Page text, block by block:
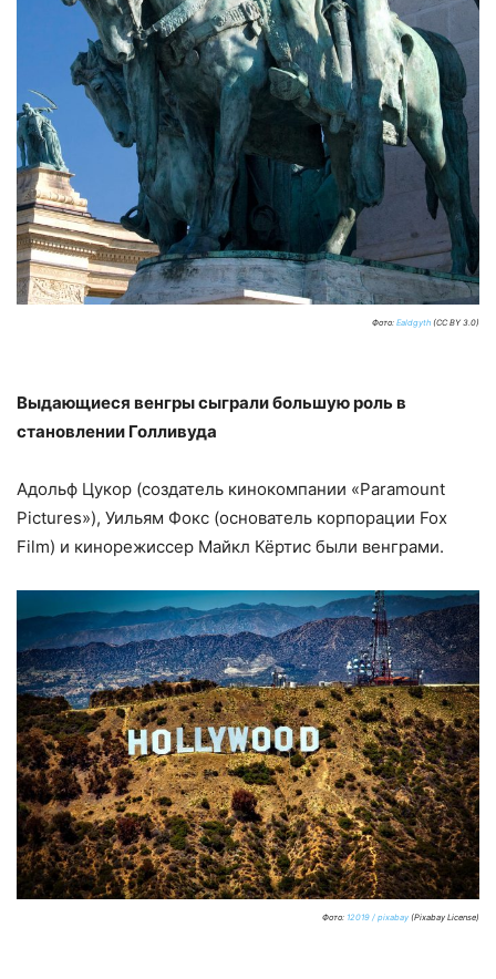
Фото: Ealdgyth (CC BY 3.0)
Выдающиеся венгры сыграли большую роль в
становлении Голливуда
Адольф Цукор (создатель кинокомпании «Paramount
Pictures»), Уильям Фокс (основатель корпорации Fox
Film) и кинорежиссер Майкл Кёртис были венграми.
Фото: 12019 / pixabay (Pixabay License)